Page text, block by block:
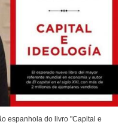
espanhola do livro "Capital e